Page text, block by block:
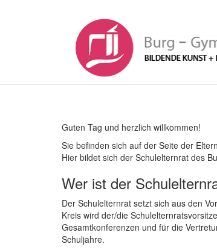
Guten Tag und herzlich willkommen!
Sie befinden sich auf der Seite der
Hier bildet sich der Schulelternrat des
Wer ist der
Der Schulelternrat setzt sich aus den
Kreis wird der/die
Gesamtkonferenzen und für die
Schuljahre.